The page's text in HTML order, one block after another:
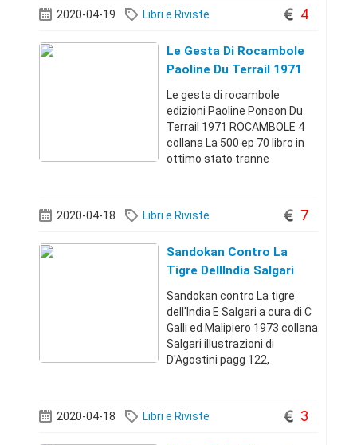
2020-04-19
Libri e Riviste 4
Le Gesta Di Rocambole
Paoline Du Terrail 1971
Le gesta di rocambole
edizioni Paoline Ponson Du
Terrail 1971 ROCAMBOLE 4
collana La 500 ep 70 libro in
ottimo stato tranne
riduzione di Mario Sgarbossa
illustrazioni di Otello PERAZZI
2020-04-18 Libri e Riviste 7
Sandokan Contro La
Tigre DellIndia Salgari
1973
Sandokan contro La tigre
dell'India E Salgari a cura di C
Galli ed Malipiero 1973 collana
Salgari illustrazioni di
D'Agostini pagg 122,
condizioni, pagine ingiallite
dal tempo, copertina in carta
2020-04-18 Libri e Riviste 3